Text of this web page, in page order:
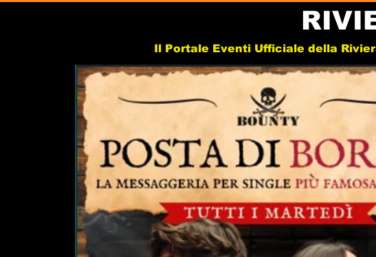
Il Portale Eventi Ufficiale della